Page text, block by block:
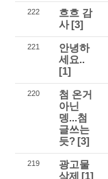
222
흐흐 감
사[3]
221
안녕하
세요..
[1]
220
첨 온거
아닌
뎅...첨
글쓰는
듯? [3]
219
광고물
삭제 [1]